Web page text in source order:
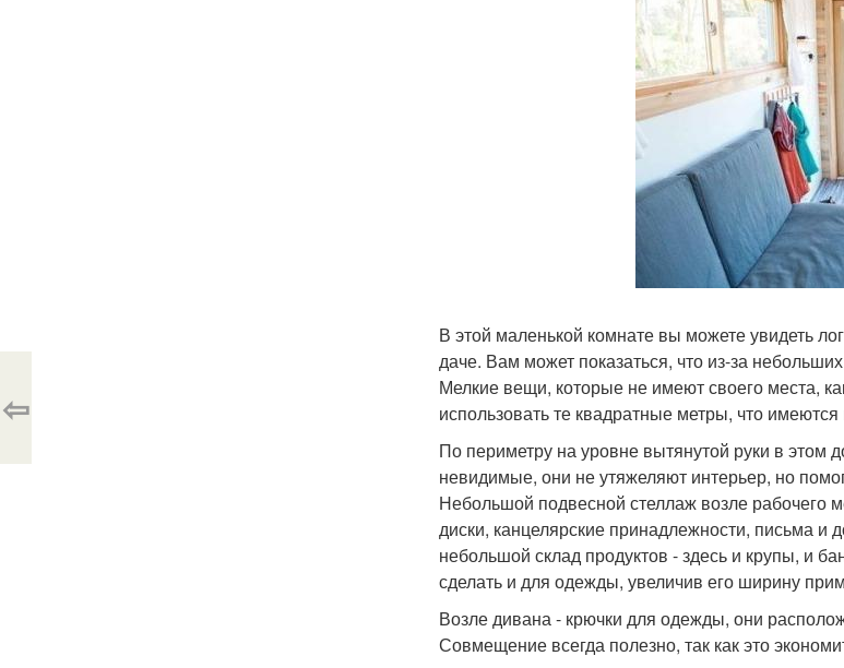
В этой маленькой комнате вы можете увидеть
даче. Вам может показаться, что из-за
Мелкие вещи, которые не имеют своего места,
использовать те квадратные метры, что
По периметру на уровне вытянутой руки в этом
невидимые, они не утяжеляют интерьер, но
Небольшой подвесной стеллаж возле рабочего
диски, канцелярские принадлежности, письма
небольшой склад продуктов - здесь и крупы, и
сделать и для одежды, увеличив его ширину
Возле дивана - крючки для одежды, они
Совмещение всегда полезно, так как это
⇦